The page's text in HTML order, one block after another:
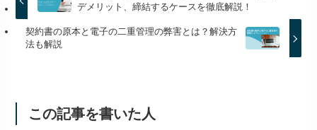
デメリット、締結するケースを徹底解説！
契約書の原本と電子の二重管理の弊害とは？解決方
法も解説
この記事を書いた人